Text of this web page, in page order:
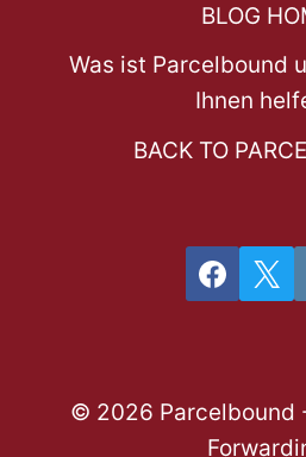
BLOG
Was ist Parcelbound
Ihnen
BACK TO
© 2026 Parcelbound